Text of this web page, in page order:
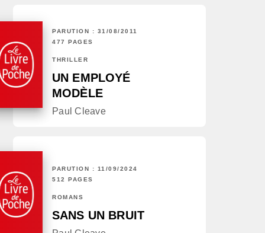
PARUTION : 31/08/2011
477 PAGES
THRILLER
UN EMPLOYÉ
MODÈLE
Paul Cleave
PARUTION : 11/09/2024
512 PAGES
ROMANS
SANS UN BRUIT